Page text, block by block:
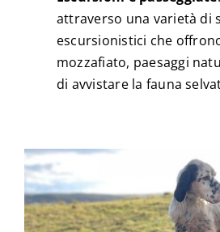
attraverso una varietà di
escursionistici che
mozzafiato, paesaggi
di avvistare la fauna